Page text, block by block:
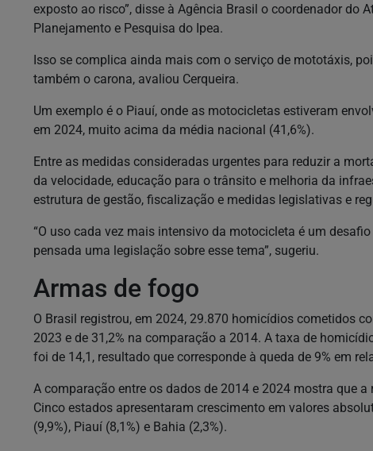
exposto ao risco”, disse à Agência Brasil o coordenador do
Planejamento e Pesquisa do Ipea.
Isso se complica ainda mais com o serviço de mototáxis,
também o carona, avaliou Cerqueira.
Um exemplo é o Piauí, onde as motocicletas estiveram
em 2024, muito acima da média nacional (41,6%).
Entre as medidas consideradas urgentes para reduzir a
da velocidade, educação para o trânsito e melhoria da
estrutura de gestão, fiscalização e medidas legislativas e
“O uso cada vez mais intensivo da motocicleta é um
pensada uma legislação sobre esse tema”, sugeriu.
Armas de fogo
O Brasil registrou, em 2024, 29.870 homicídios cometidos
2023 e de 31,2% na comparação a 2014. A taxa de
foi de 14,1, resultado que corresponde à queda de 9% em
A comparação entre os dados de 2014 e 2024 mostra que
Cinco estados apresentaram crescimento em valores
(9,9%), Piauí (8,1%) e Bahia (2,3%).